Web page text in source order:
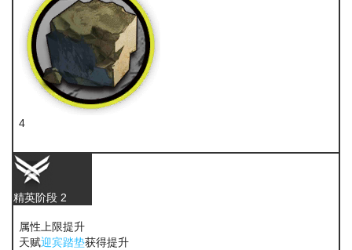
4
精英阶段 2
属性上限提升
天赋迎宾踏垫获得提升